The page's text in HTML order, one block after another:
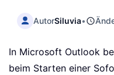
AutorSiluvia•
In Microsoft Outlook
beim Starten einer